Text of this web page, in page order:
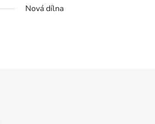
Nová dílna